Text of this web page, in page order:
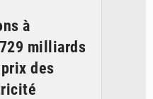
à
milliards
des